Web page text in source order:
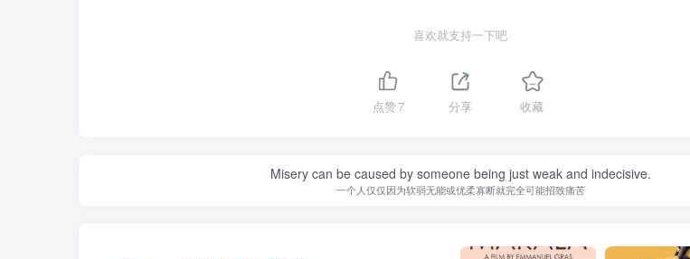
喜欢就支持一下吧
点赞7 分享 收藏
Misery can be caused by someone being just weak and indecisive.
一个人仅仅因为软弱无能或优柔寡断就完全可能招致痛苦